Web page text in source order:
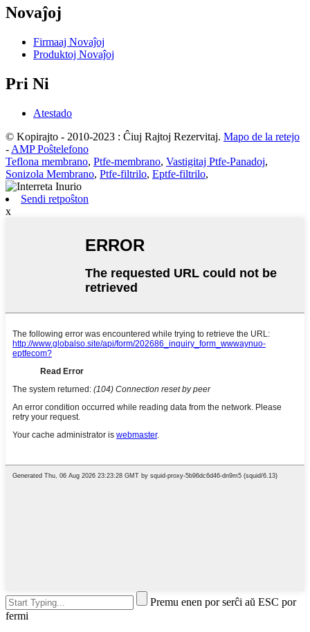
Novaĵoj
Firmaaj Novaĵoj
Produktoj Novaĵoj
Pri Ni
Atestado
© Kopirajto - 2010-2023 : Ĉiuj Rajtoj Rezervitaj. Mapo de la retejo
- AMP Poŝtelefono
Teflona membrano, Ptfe-membrano, Vastigitaj Ptfe-Panadoj,
Sonizola Membrano, Ptfe-filtrilo, Eptfe-filtrilo,
Sendi retpoŝton
x
Premu enen por serĉi aŭ ESC por
fermi